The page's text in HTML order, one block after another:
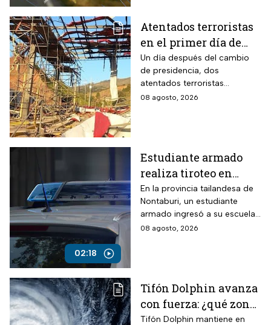
Atentados terroristas
en el primer día de
presidencia de
Abelardo De la
Espriella en Colombia
Un día después del cambio
de presidencia, dos
atentados terroristas
ocurrieron en Colombia
08 agosto, 2026
02:18
Estudiante armado
realiza tiroteo en
escuela de Tailandia
En la provincia tailandesa de
Nontaburi, un estudiante
armado ingresó a su escuela
y abrió fuego contra
08 agosto, 2026
Tifón Dolphin avanza
con fuerza: ¿qué zonas
están en alerta?
Tifón Dolphin mantiene en